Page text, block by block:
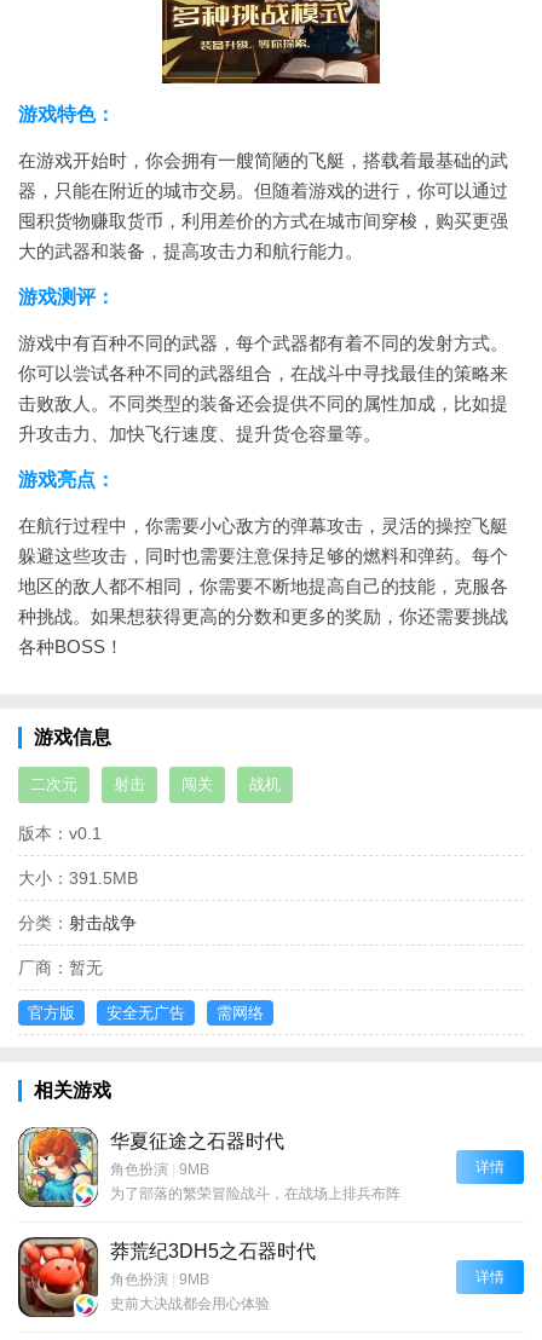
游戏特色：
在游戏开始时，你会拥有一艘简陋的飞艇，搭载着最基础的武
器，只能在附近的城市交易。但随着游戏的进行，你可以通过
囤积货物赚取货币，利用差价的方式在城市间穿梭，购买更强
大的武器和装备，提高攻击力和航行能力。
游戏测评：
游戏中有百种不同的武器，每个武器都有着不同的发射方式。
你可以尝试各种不同的武器组合，在战斗中寻找最佳的策略来
击败敌人。不同类型的装备还会提供不同的属性加成，比如提
升攻击力、加快飞行速度、提升货仓容量等。
游戏亮点：
在航行过程中，你需要小心敌方的弹幕攻击，灵活的操控飞艇
躲避这些攻击，同时也需要注意保持足够的燃料和弹药。每个
地区的敌人都不相同，你需要不断地提高自己的技能，克服各
种挑战。如果想获得更高的分数和更多的奖励，你还需要挑战
各种BOSS！
游戏信息
二次元 射击 闯关 战机
版本： v0.1
大小： 391.5MB
分类： 射击战争
厂商： 暂无
官方版 安全无广告 需网络
相关游戏
华夏征途之石器时代
角色扮演 | 9MB
为了部落的繁荣冒险战斗，在战场上排兵布阵
详情
莽荒纪3DH5之石器时代
角色扮演 | 9MB
史前大决战都会用心体验
详情